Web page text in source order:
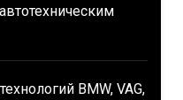
BMW, VAG,